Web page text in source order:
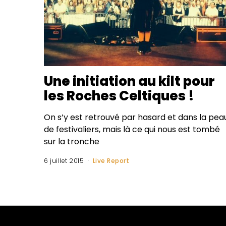
Une initiation au kilt pour
les Roches Celtiques !
On s’y est retrouvé par hasard et dans la
de festivaliers, mais là ce qui nous est tombé
sur la tronche
6 juillet 2015 Live Report